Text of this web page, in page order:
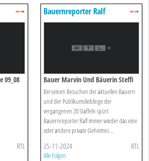
09_08
RTL
Bauernreporter Ralf
Bauer Marvin Und Bäuerin Steffi
Bei seinen Besuchen der aktuellen Bauern
und der Publikumslieblinge der
vergangenen 20 Staffeln spürt
Bauernreporter Ralf immer wieder das eine
oder andere private Geheimni ...
25-11-2024 RTL
Alle Folgen